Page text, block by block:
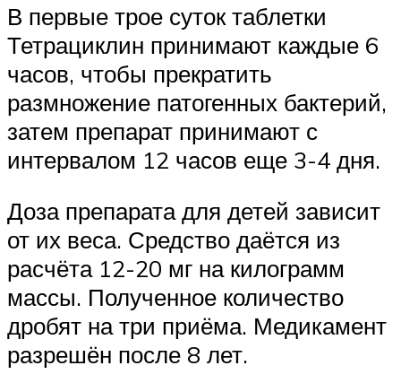
В первые трое суток таблетки
Тетрациклин принимают каждые 6
часов, чтобы прекратить
размножение патогенных бактерий,
затем препарат принимают с
интервалом 12 часов еще 3-4 дня.
Доза препарата для детей зависит
от их веса. Средство даётся из
расчёта 12-20 мг на килограмм
массы. Полученное количество
дробят на три приёма. Медикамент
разрешён после 8 лет.